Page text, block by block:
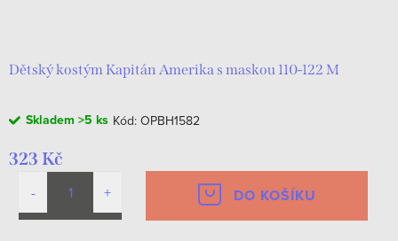
Dětský kostým Kapitán Amerika s maskou 110-122 M
Skladem >5 ks Kód: OPBH1582
323 Kč
DO KOŠÍKU